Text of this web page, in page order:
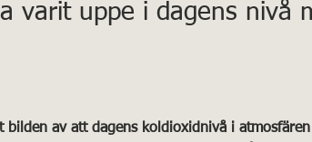
varit uppe i dagens nivå
bilden av att dagens koldioxidnivå i